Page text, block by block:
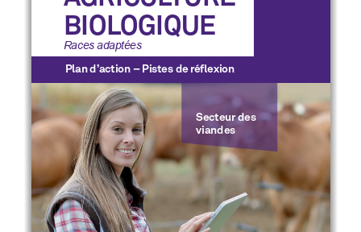
Secteur des
viandes
Plan d’action – Pistes de réflexion
BIOLOGIQUE
Races adaptées